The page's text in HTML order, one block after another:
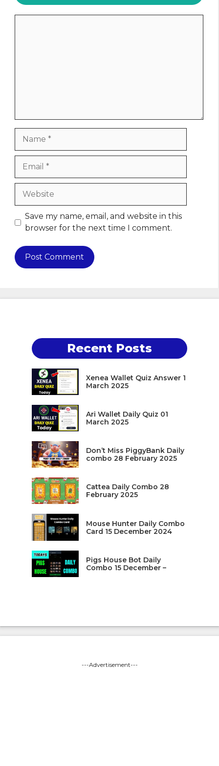
Website
Save my name, email, and website in this
browser for the next time I comment.
Recent Posts
Xenea Wallet Quiz Answer 1
March 2025
Ari Wallet Daily Quiz 01
March 2025
Don’t Miss PiggyBank Daily
combo 28 February 2025
Cattea Daily Combo 28
February 2025
Mouse Hunter Daily Combo
Card 15 December 2024
Pigs House Bot Daily
Combo 15 December –
---Advertisement---